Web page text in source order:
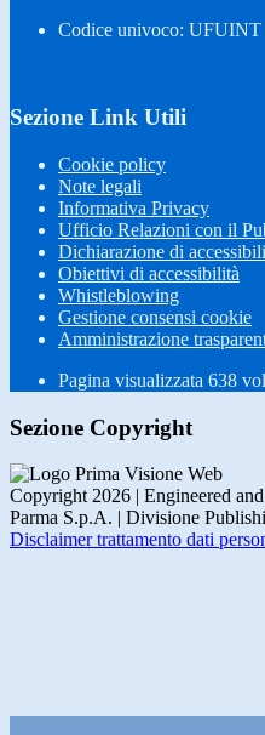
Codice univoco: UFUINT
Sezione Link Utili
Cookie policy
Note legali
Informativa Privacy
Ufficio Relazioni con il
Dichiarazione di
Obiettivi di accessibilità
Whistleblowing
Gestione consensi cookie
Amministrazione
Pagina visualizzata 638
Sezione Copyright
Copyright 2026 | Engineered
Parma S.p.A. | Divisione
Disclaimer trattamento dati